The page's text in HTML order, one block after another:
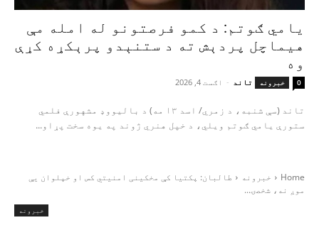
یامي ګوتم: د کمو فرصتونو له امله مې
هیماچل پردېش ته د ستنېدو پرېکړه کړې
وه
خبرونه تاند - اګست 4, 2026 0
تاند (سې شنبه، د زمري/ اسد ۱۳ مه) د بالیووډ مشهورې فلمي
ستورې یامي ګوتم ویلي، د خپل هنري ژوند په یوه سخت پړاو...